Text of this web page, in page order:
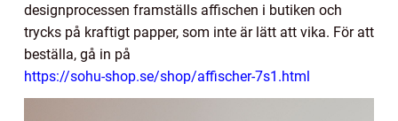
designprocessen framställs affischen i butiken och
trycks på kraftigt papper, som inte är lätt att vika. För att
beställa, gå in på
https://sohu-shop.se/shop/affischer-7s1.html